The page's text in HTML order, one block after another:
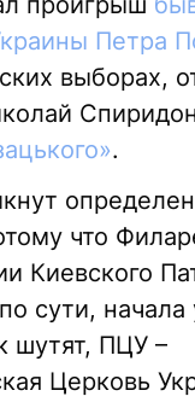
Петра
выборах,
.
что
Киевского
сути,
шутят, ПЦУ –
Церковь